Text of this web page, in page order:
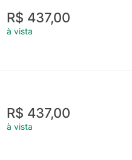
R$ 437,00
à vista
R$ 437,00
à vista